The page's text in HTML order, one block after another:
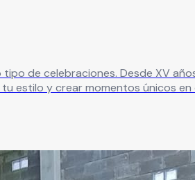
de celebraciones. Desde XV
estilo y crear momentos únicos en